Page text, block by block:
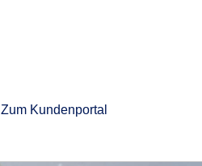
Zum Kundenportal